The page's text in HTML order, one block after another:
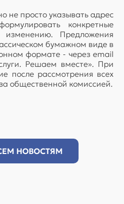
не просто указывать адрес
конкретные
Предложения
бумажном виде в
формате - через email
Решаем вместе». При
после рассмотрения всех
общественной комиссией.
НОВОСТЯМ